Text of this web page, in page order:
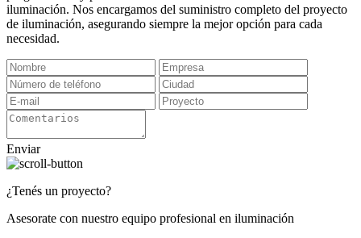
iluminación. Nos encargamos del suministro completo del proyecto
de iluminación, asegurando siempre la mejor opción para cada
necesidad.
Enviar
¿Tenés un proyecto?
Asesorate con nuestro equipo profesional en iluminación